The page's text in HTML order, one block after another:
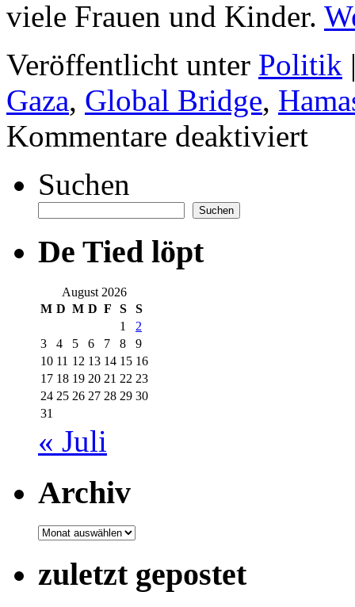
viele Frauen und Kinder.
Veröffentlicht unter Politik
Gaza, Global Bridge,
Kommentare deaktiviert
Suchen
Suchen
De Tied löpt
August 2026
M D M D F S
S
1
2
3
4 5 6 7 8
9
10 11 12 13 14 15 16
17 18 19 20 21 22 23
24 25 26 27 28 29 30
31
« Juli
Archiv
Archiv
zuletzt gepostet